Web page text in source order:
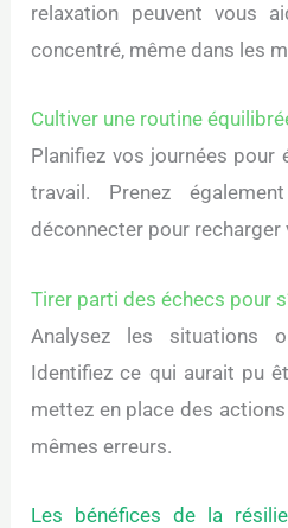
relaxation peuvent vous
concentré, même dans les
Cultiver une routine
Planifiez vos journées pour
travail. Prenez
déconnecter pour recharger
Tirer parti des échecs pour
Analysez les situations
Identifiez ce qui aurait pu
mettez en place des
mêmes erreurs.
Les bénéfices de la